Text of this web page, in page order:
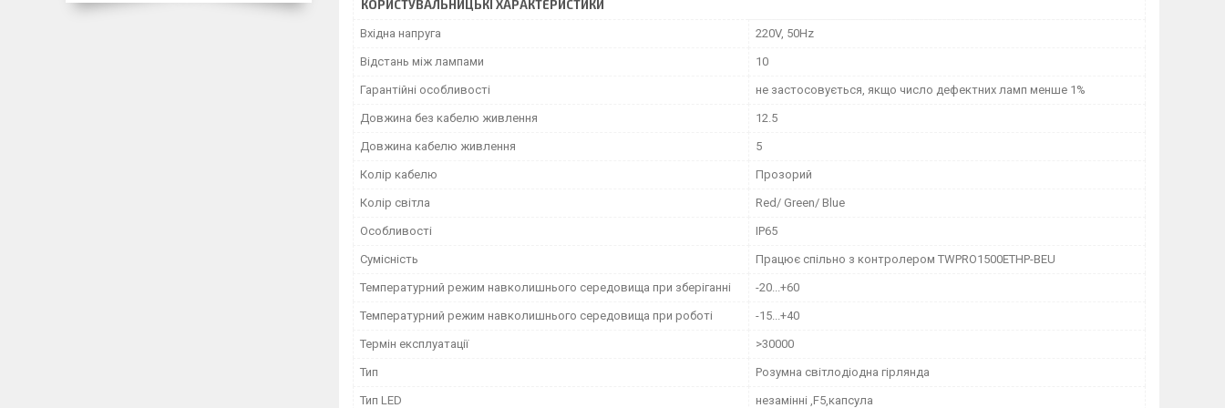
КОРИСТУВАЛЬНИЦЬКІ ХАРАКТЕРИСТИКИ
Вхідна напруга 220V, 50Hz
Відстань між лампами 10
Гарантійні особливості не застосовується, якщо число дефектних ламп менше 1%
Довжина без кабелю живлення 12.5
Довжина кабелю живлення 5
Колір кабелю Прозорий
Колір світла Red/ Green/ Blue
Особливості IP65
Сумісність Працює спільно з контролером TWPRO1500ETHP-BEU
Температурний режим навколишнього середовища при зберіганні -20...+60
Температурний режим навколишнього середовища при роботі -15...+40
Термін експлуатації >30000
Тип Розумна світлодіодна гірлянда
Тип LED незамінні ,F5,капсула